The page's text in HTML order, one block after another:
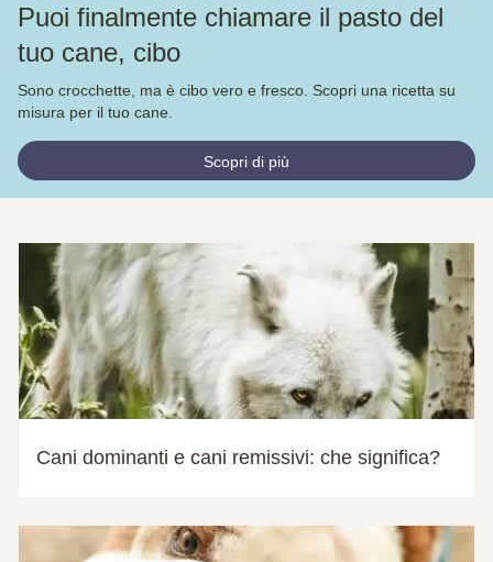
Puoi finalmente chiamare il pasto del
tuo cane, cibo
Sono crocchette, ma è cibo vero e fresco. Scopri una ricetta su
misura per il tuo cane.
Scopri di più
Cani dominanti e cani remissivi: che significa?